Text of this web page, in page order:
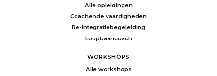
Alle opleidingen
Coachende vaardigheden
Re-integratiebegeleiding
Loopbaancoach
WORKSHOPS
Alle workshops